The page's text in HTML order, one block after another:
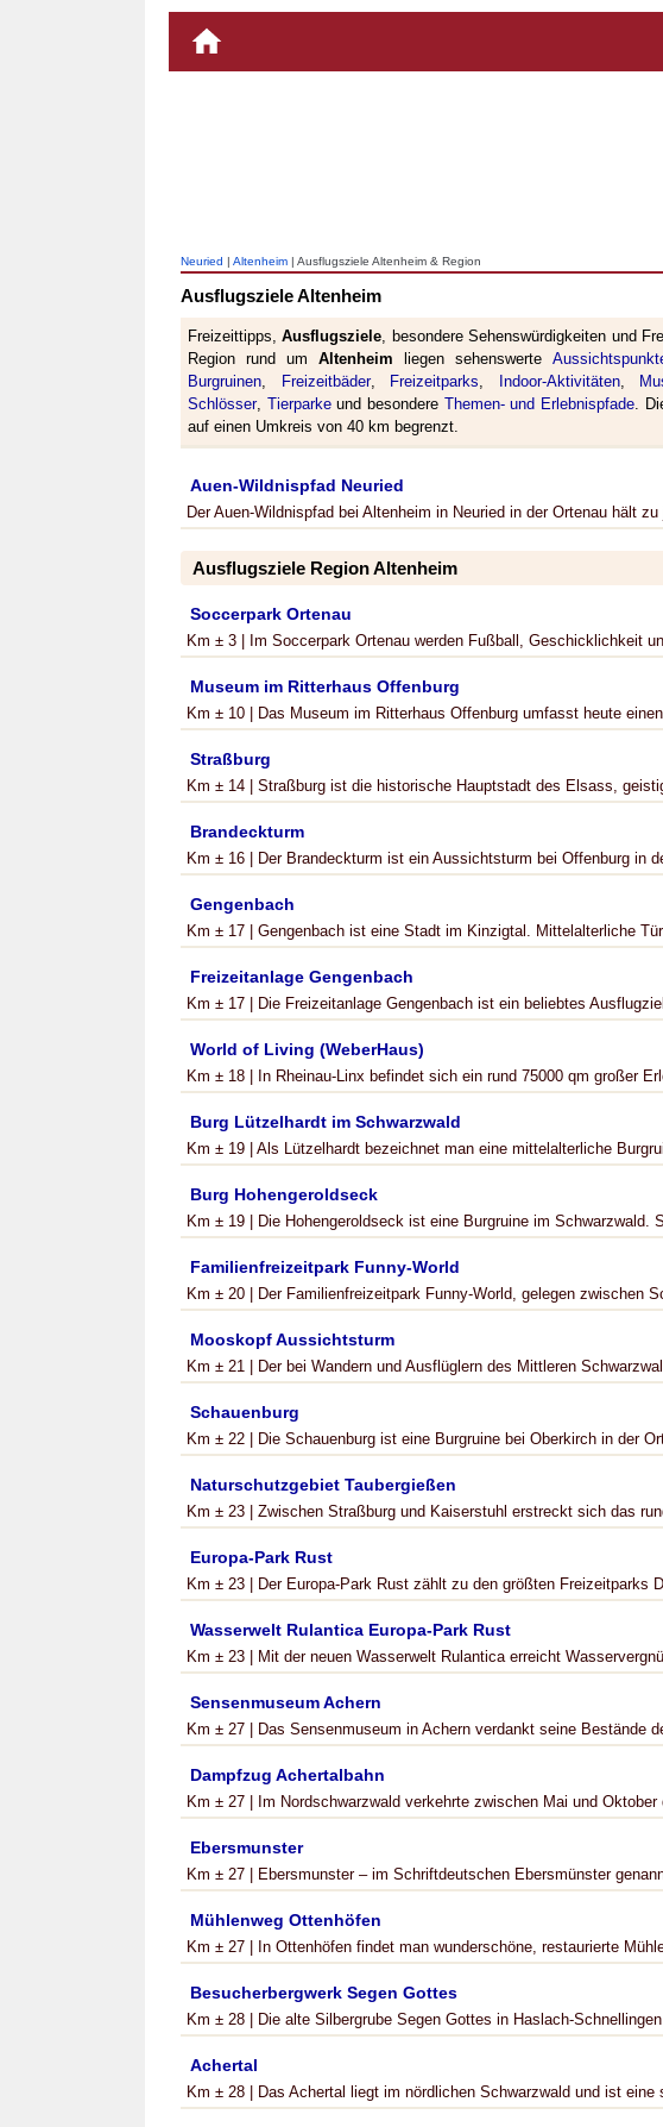
Neuried | Altenheim | Ausflugsziele Altenheim & Region
Ausflugsziele Altenheim
Freizeittipps,Ausflugsziele, besondere Sehenswürdigkeiten und
Region rund um Altenheim liegen sehenswerte
Burgruinen, Freizeitbäder, Freizeitparks, Indoor-Aktivitäten,
Schlösser, Tierparkeund besondere Themen- und Erlebnispfade.
auf einen Umkreis von 40 km begrenzt.
Auen-Wildnispfad Neuried
Der Auen-Wildnispfad bei Altenheim in Neuried in der Ortenau hält zu
Ausflugsziele Region Altenheim
Soccerpark Ortenau
Km ± 3 | Im Soccerpark Ortenau werden Fußball, Geschicklichkeit
Museum im Ritterhaus Offenburg
Km ± 10 | Das Museum im Ritterhaus Offenburg umfasst heute
Straßburg
Km ± 14 | Straßburg ist die historische Hauptstadt des Elsass,
Brandeckturm
Km ± 16 | Der Brandeckturm ist ein Aussichtsturm bei Offenburg in
Gengenbach
Km ± 17 | Gengenbach ist eine Stadt im Kinzigtal. Mittelalterliche
Freizeitanlage Gengenbach
Km ± 17 | Die Freizeitanlage Gengenbach ist ein beliebtes
World of Living (WeberHaus)
Km ± 18 | In Rheinau-Linx befindet sich ein rund 75000 qm großer
Burg Lützelhardt im Schwarzwald
Km ± 19 | Als Lützelhardt bezeichnet man eine mittelalterliche
Burg Hohengeroldseck
Km ± 19 | Die Hohengeroldseck ist eine Burgruine im Schwarzwald.
Familienfreizeitpark Funny-World
Km ± 20 | Der Familienfreizeitpark Funny-World, gelegen zwischen
Mooskopf Aussichtsturm
Km ± 21 | Der bei Wandern und Ausflüglern des Mittleren
Schauenburg
Km ± 22 | Die Schauenburg ist eine Burgruine bei Oberkirch in der
Naturschutzgebiet Taubergießen
Km ± 23 | Zwischen Straßburg und Kaiserstuhl erstreckt sich das
Europa-Park Rust
Km ± 23 | Der Europa-Park Rust zählt zu den größten Freizeitparks
Wasserwelt Rulantica Europa-Park Rust
Km ± 23 | Mit der neuen Wasserwelt Rulantica erreicht
Sensenmuseum Achern
Km ± 27 | Das Sensenmuseum in Achern verdankt seine Bestände
Dampfzug Achertalbahn
Km ± 27 | Im Nordschwarzwald verkehrte zwischen Mai und
Ebersmunster
Km ± 27 | Ebersmunster – im Schriftdeutschen Ebersmünster
Mühlenweg Ottenhöfen
Km ± 27 | In Ottenhöfen findet man wunderschöne, restaurierte
Besucherbergwerk Segen Gottes
Km ± 28 | Die alte Silbergrube Segen Gottes in Haslach-
Achertal
Km ± 28 | Das Achertal liegt im nördlichen Schwarzwald und ist eine